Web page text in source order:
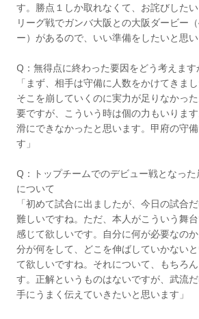
す。勝点１しか取れなくて、お詫びしたい
リーグ戦でガンバ大阪との大阪ダービー
ー）があるので、いい準備をしたいと思い
Q：無得点に終わった要因をどう考えます
「まず、相手は守備に人数をかけてきま
そこを崩していくのに実力が足りなかっ
要ですが、こういう時は個の力もいりま
滑にできなかったと思います。甲府の守
す」
Q：トップチームでのデビュー戦となっ
について
「初めて試合に出ましたが、今日の試合
難しいですね。ただ、本人がこういう舞
感じて欲しいです。自分に何が必要なの
分が何をして、どこを伸ばしていかない
て欲しいですね。それについて、もちろ
す。正解というものはないですが、武流
手にうまく伝えていきたいと思います」